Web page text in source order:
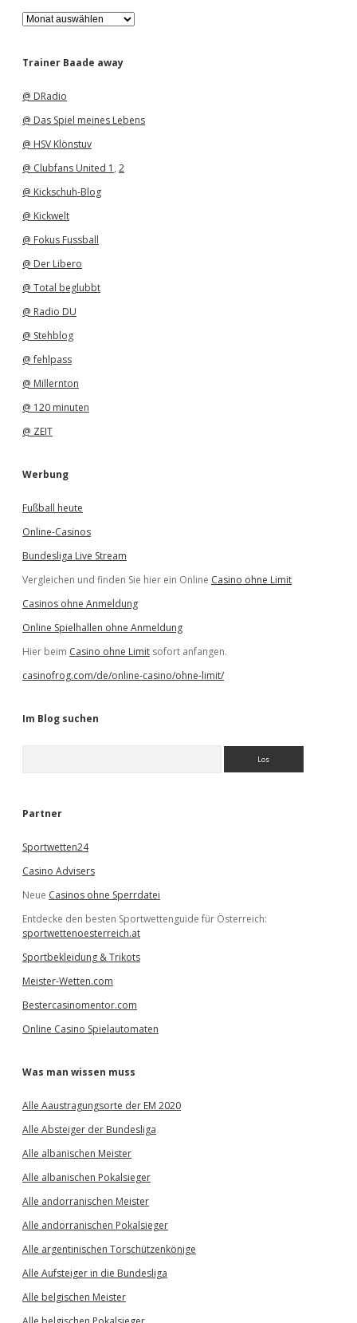
A
r
h
Trainer Baade away
@ DRadio
@ Das Spiel meines Lebens
@ HSV Klönstuv
@ Clubfans United 1 , 2
@ Kickschuh-Blog
@ Kickwelt
@ Fokus Fussball
@ Der Libero
@ Total beglubbt
@ Radio DU
@ Stehblog
@ fehlpass
@ Millernton
@ 120 minuten
@ ZEIT
Werbung
Fußball heute
Online-Casinos
Bundesliga Live Stream
Vergleichen und finden Sie hier ein Online Casino ohne Limit
Casinos ohne Anmeldung
Online Spielhallen ohne Anmeldung
Hier beim Casino ohne Limit sofort anfangen.
casinofrog.com/de/online-casino/ohne-limit/
Im Blog suchen
e
Partner
Sportwetten24
Casino Advisers
Neue Casinos ohne Sperrdatei
Entdecke den besten Sportwettenguide für Österreich:
sportwettenoesterreich.at
Sportbekleidung & Trikots
Meister-Wetten.com
Bestercasinomentor.com
Online Casino Spielautomaten
Was man wissen muss
Alle Aaustragungsorte der EM 2020
Alle Absteiger der Bundesliga
Alle albanischen Meister
Alle albanischen Pokalsieger
Alle andorranischen Meister
Alle andorranischen Pokalsieger
Alle argentinischen Torschützenkönige
Alle Aufsteiger in die Bundesliga
Alle belgischen Meister